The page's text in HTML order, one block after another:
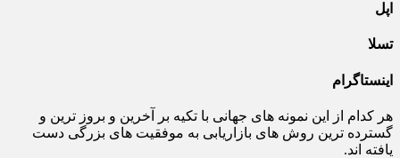
اپل
تسلا
اینستاگرام
هر کدام از این نمونه های جهانی با تکیه بر آخرین و بروز ترین و
گسترده ترین روش های بازاریابی به موفقیت های بزرگی دست
یافته اند.